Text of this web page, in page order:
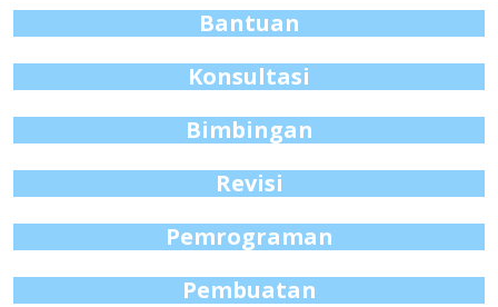
Bantuan
Konsultasi
Bimbingan
Revisi
Pemrograman
Pembuatan